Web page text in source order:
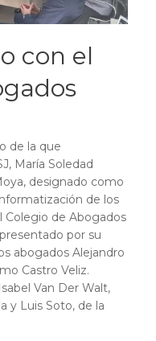
con el
de la que
María Soledad
designado como
de los
Colegio de Abogados
por su
abogados Alejandro
Castro Veliz.
Van Der Walt,
y Luis Soto, de la